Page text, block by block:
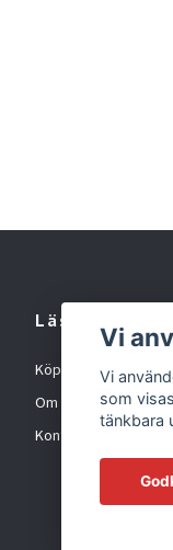
Läs mer
Köpvillkor
Om oss
Kontakt
Vi
Vi
som
tänkbara